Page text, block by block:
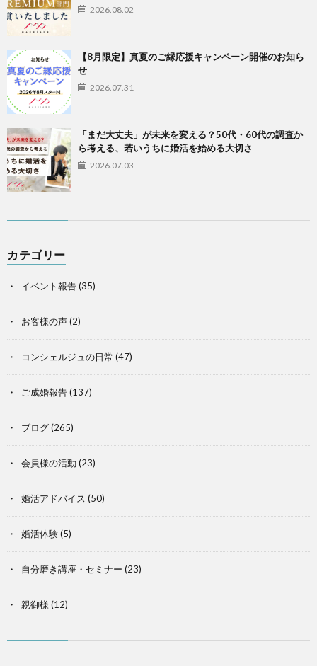
2026.08.02
【8月限定】真夏のご縁応援キャンペーン開催のお知ら
せ
2026.07.31
「まだ大丈夫」が未来を変える？50代・60代の調査か
ら考える、若いうちに婚活を始める大切さ
2026.07.03
カテゴリー
イベント報告(35)
お客様の声(2)
コンシェルジュの日常 (47)
ご成婚報告(137)
ブログ(265)
会員様の活動(23)
婚活アドバイス (50)
婚活体験(5)
自分磨き講座・セミナー (23)
親御様 (12)